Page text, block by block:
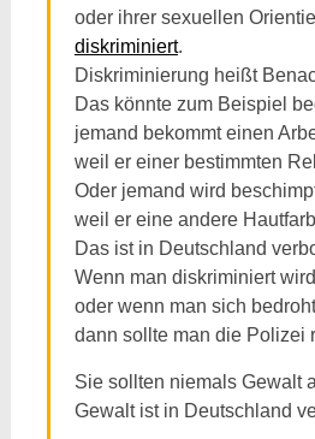
oder ihrer sexuellen
diskriminiert.
Diskriminierung heißt
Das könnte zum Beispiel
jemand bekommt einen
weil er einer bestimmten
Oder jemand wird
weil er eine andere
Das ist in Deutschland
Wenn man diskriminiert
oder wenn man sich
dann sollte man die Polizei
Sie sollten niemals Gewalt
Gewalt ist in Deutschland